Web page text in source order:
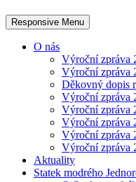
Responsive Menu
O nás
Výroční zpráva
Výroční zpráva
Děkovný dopis
Výroční zpráva
Výroční zpráva
Výroční zpráva
Výroční zpráva
Výroční zpráva
Aktuality
Statek modrého